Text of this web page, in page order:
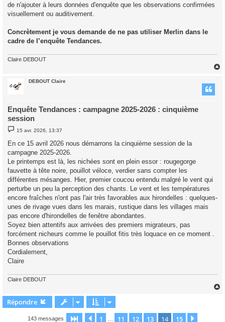
de n'ajouter à leurs données d'enquête que les observations confirmées
visuellement ou auditivement.
Concrètement je vous demande de ne pas utiliser Merlin dans le
cadre de l’enquête Tendances.
Claire DEBOUT
DEBOUT Claire
Enquête Tendances : campagne 2025-2026 : cinquième
session
M
e
s
a
e
15 avr. 2026, 13:37
En ce 15 avril 2026 nous démarrons la cinquième session de la
campagne 2025-2026.
Le printemps est là, les nichées sont en plein essor : rougegorge
fauvette à tête noire, pouillot véloce, verdier sans compter les
différentes mésanges. Hier, premier coucou entendu malgré le vent qui
perturbe un peu la perception des chants. Le vent et les températures
encore fraîches n'ont pas l'air très favorables aux hirondelles : quelques-
unes de rivage vues dans les marais, rustique dans les villages mais
pas encore d'hirondelles de fenêtre abondantes.
Soyez bien attentifs aux arrivées des premiers migrateurs, pas
forcément nicheurs comme le pouillot fitis très loquace en ce moment .
Bonnes observations
Cordialement,
Claire
Claire DEBOUT
Répondre
143 messages Page 14 sur 15
Précédente
1 … 11 12 13 14 15